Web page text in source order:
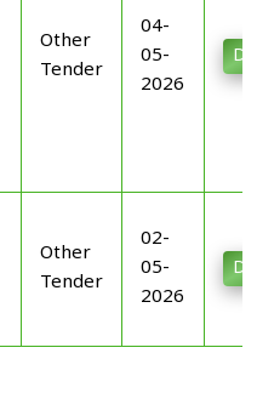
Other
Tender
04-
05-
2026
Other
Tender
02-
05-
2026